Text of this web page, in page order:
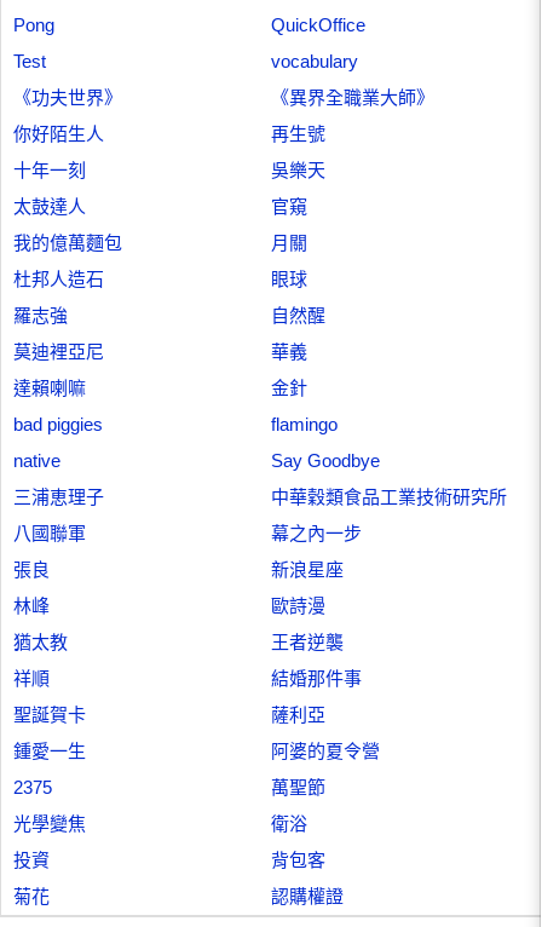
Pong
QuickOffice
Test
vocabulary
《功夫世界》
《異界全職業大師》
你好陌生人
再生號
十年一刻
吳樂天
太鼓達人
官窺
我的億萬麵包
月關
杜邦人造石
眼球
羅志強
自然醒
莫迪裡亞尼
華義
達賴喇嘛
金針
bad piggies
flamingo
native
Say Goodbye
三浦恵理子
中華穀類食品工業技術研究所
八國聯軍
幕之內一步
張良
新浪星座
林峰
歐詩漫
猶太教
王者逆襲
祥順
結婚那件事
聖誕賀卡
薩利亞
鍾愛一生
阿婆的夏令營
2375
萬聖節
光學變焦
衛浴
投資
背包客
菊花
認購權證